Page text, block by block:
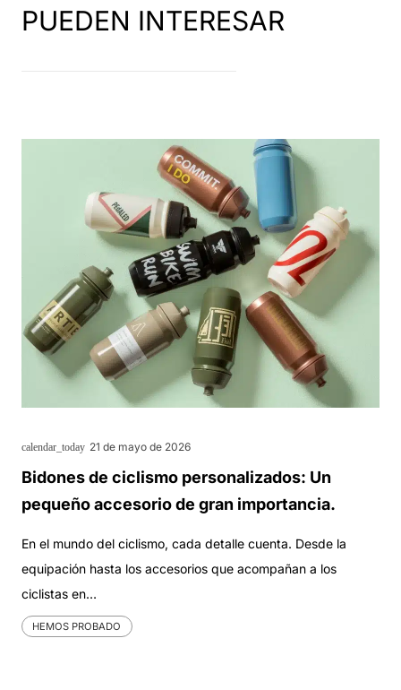
PUEDEN INTERESAR
calendar_today 21 de mayo de 2026
Bidones de ciclismo personalizados: Un
pequeño accesorio de gran importancia.
En el mundo del ciclismo, cada detalle cuenta. Desde la
equipación hasta los accesorios que acompañan a los
ciclistas en…
HEMOS PROBADO